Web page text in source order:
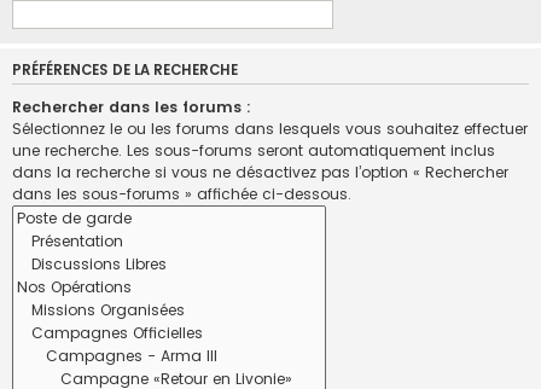
PRÉFÉRENCES DE LA RECHERCHE
Rechercher dans les forums :
Sélectionnez le ou les forums dans lesquels vous souhaitez effectuer
une recherche. Les sous-forums seront automatiquement inclus
dans la recherche si vous ne désactivez pas l’option « Rechercher
dans les sous-forums » affichée ci-dessous.